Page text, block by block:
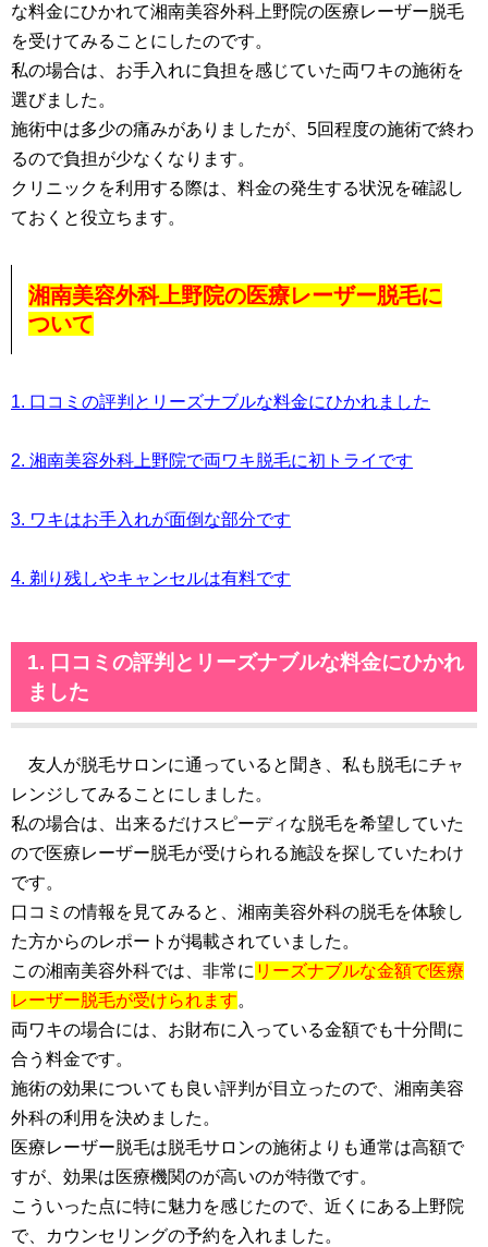
な料金にひかれて湘南美容外科上野院の医療レーザー脱毛
を受けてみることにしたのです。
私の場合は、お手入れに負担を感じていた両ワキの施術を
選びました。
施術中は多少の痛みがありましたが、5回程度の施術で終わ
るので負担が少なくなります。
クリニックを利用する際は、料金の発生する状況を確認し
ておくと役立ちます。
湘南美容外科上野院の医療レーザー脱毛に
ついて
1. 口コミの評判とリーズナブルな料金にひかれました
2. 湘南美容外科上野院で両ワキ脱毛に初トライです
3. ワキはお手入れが面倒な部分です
4. 剃り残しやキャンセルは有料です
1. 口コミの評判とリーズナブルな料金にひかれ
ました
友人が脱毛サロンに通っていると聞き、私も脱毛にチャ
レンジしてみることにしました。
私の場合は、出来るだけスピーディな脱毛を希望していた
ので医療レーザー脱毛が受けられる施設を探していたわけ
です。
口コミの情報を見てみると、湘南美容外科の脱毛を体験し
た方からのレポートが掲載されていました。
この湘南美容外科では、非常に リーズナブルな金額で医療
レーザー脱毛が受けられます。
両ワキの場合には、お財布に入っている金額でも十分間に
合う料金です。
施術の効果についても良い評判が目立ったので、湘南美容
外科の利用を決めました。
医療レーザー脱毛は脱毛サロンの施術よりも通常は高額で
すが、効果は医療機関のが高いのが特徴です。
こういった点に特に魅力を感じたので、近くにある上野院
で、カウンセリングの予約を入れました。